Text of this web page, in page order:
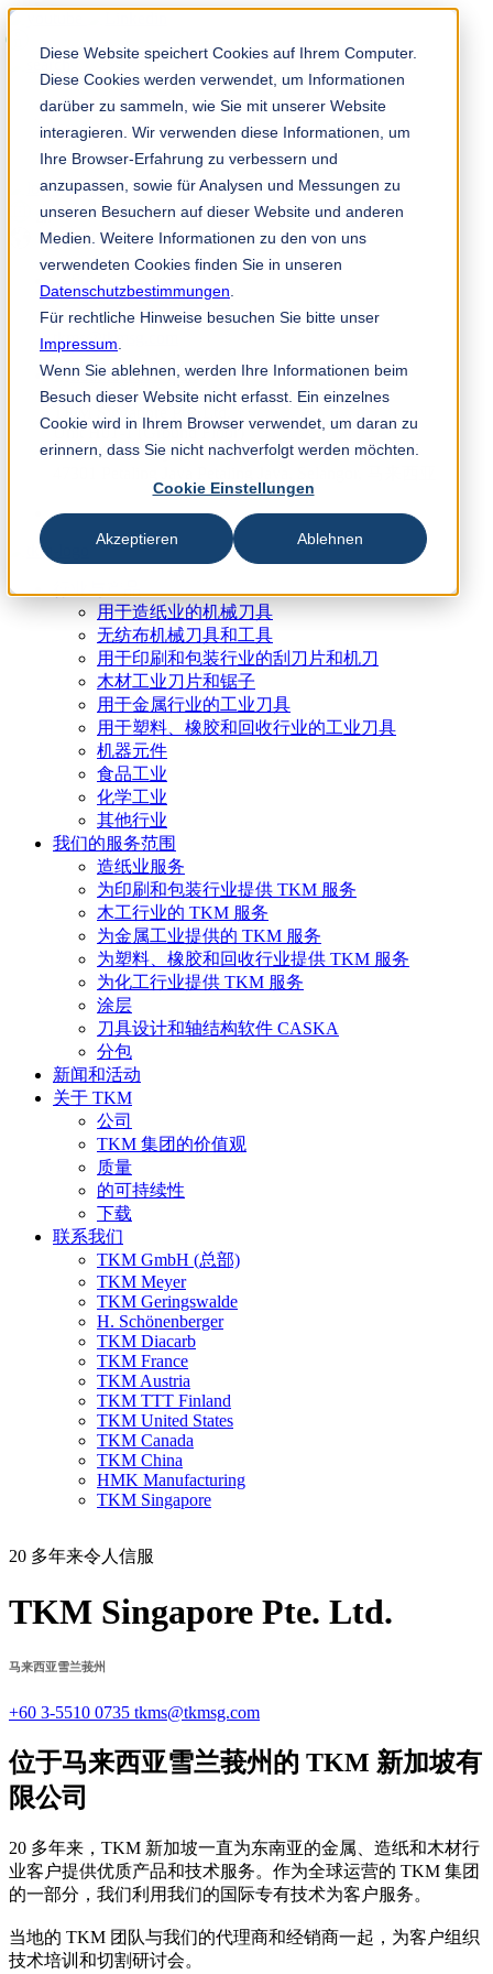
Diese Website speichert Cookies auf Ihrem Computer.
Diese Cookies werden verwendet, um Informationen
darüber zu sammeln, wie Sie mit unserer Website
interagieren. Wir verwenden diese Informationen, um
Ihre Browser-Erfahrung zu verbessern und
anzupassen, sowie für Analysen und Messungen zu
unseren Besuchern auf dieser Website und anderen
Medien. Weitere Informationen zu den von uns
verwendeten Cookies finden Sie in unseren
Datenschutzbestimmungen
Für rechtliche Hinweise besuchen Sie bitte unser
Impressum
Wenn Sie ablehnen, werden Ihre Informationen beim
Besuch dieser Website nicht erfasst. Ein einzelnes
Cookie wird in Ihrem Browser verwendet, um daran zu
erinnern, dass Sie nicht nachverfolgt werden möchten.
Cookie Einstellungen
Akzeptieren Ablehnen
TKM 应用程序
zh
+60 (3) 7875 - 7669
tkms@tkmsg.com
Unit H01-1 (Ground Floor)
Plaza Kelana Jaya, Jalan SS7/13A
用于造纸业的机械刀具
无纺布机械刀具和工具
用于印刷和包装行业的刮刀片和机刀
木材工业刀片和锯子
用于金属行业的工业刀具
用于塑料、橡胶和回收行业的工业刀具
机器元件
食品工业
化学工业
其他行业
我们的服务范围
造纸业服务
为印刷和包装行业提供 TKM 服务
木工行业的 TKM 服务
为金属工业提供的 TKM 服务
为塑料、橡胶和回收行业提供 TKM 服务
为化工行业提供 TKM 服务
涂层
刀具设计和轴结构软件 CASKA
分包
新闻和活动
关于 TKM
公司
TKM 集团的价值观
质量
的可持续性
下载
联系我们
TKM GmbH (总部)
TKM Meyer
TKM Geringswalde
H. Schönenberger
TKM Diacarb
TKM France
TKM Austria
TKM TTT Finland
TKM United States
TKM Canada
TKM China
HMK Manufacturing
TKM Singapore
20 多年来令人信服
TKM Singapore Pte. Ltd.
马来西亚雪兰莪州
+60 3-5510 0735 tkms@tkmsg.com
位于马来西亚雪兰莪州的 TKM 新加坡有
限公司
20 多年来，TKM 新加坡一直为东南亚的金属、造纸和木材行
业客户提供优质产品和技术服务。作为全球运营的 TKM 集团
的一部分，我们利用我们的国际专有技术为客户服务。
当地的 TKM 团队与我们的代理商和经销商一起，为客户组织
技术培训和切割研讨会。